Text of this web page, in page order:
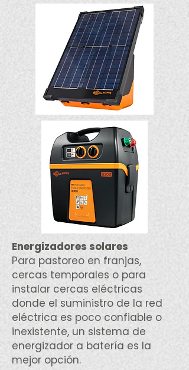
Energizadores solares
Para pastoreo en franjas,
cercas temporales o para
instalar cercas eléctricas
donde el suministro de la red
eléctrica es poco confiable o
inexistente, un sistema de
energizador a batería es la
mejor opción.